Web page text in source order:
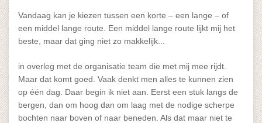
Vandaag kan je kiezen tussen een korte – een lange – of
een middel lange route. Een middel lange route lijkt mij het
beste, maar dat ging niet zo makkelijk...
in overleg met de organisatie team die met mij mee rijdt.
Maar dat komt goed. Vaak denkt men alles te kunnen zien
op één dag. Daar begin ik niet aan. Eerst een stuk langs de
bergen, dan om hoog dan om laag met de nodige scherpe
bochten naar boven of naar beneden. Als dat maar niet te